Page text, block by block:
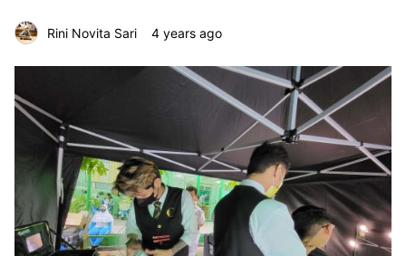
Rini Novita Sari 4 years ago